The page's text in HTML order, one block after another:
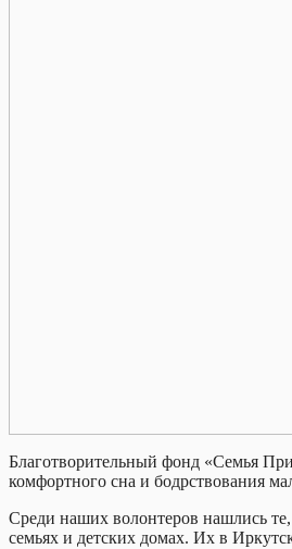
Благотворительный фонд «Семья
комфортного сна и бодрствования
Среди наших волонтеров нашлись
семьях и детских домах. Их в